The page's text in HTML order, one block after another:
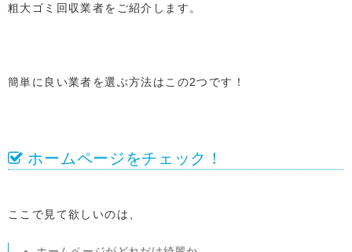
粗大ゴミ回収業者をご紹介します。
簡単に良い業者を選ぶ方法はこの2つです！
ホームページをチェック！
ここで見て欲しいのは、